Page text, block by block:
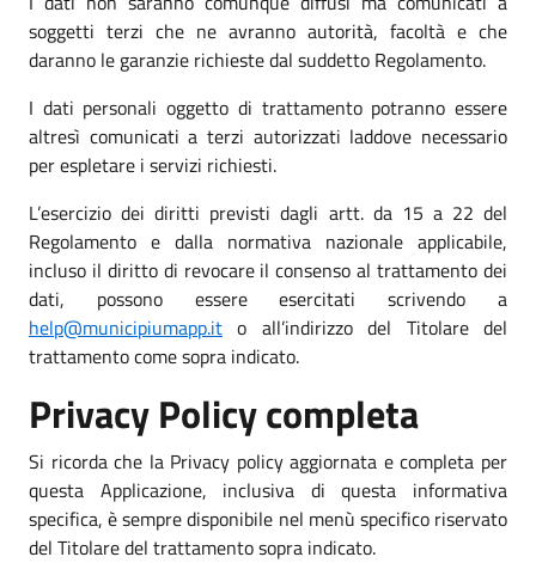
soggetti terzi che ne avranno autorità, facoltà e che
daranno le garanzie richieste dal suddetto Regolamento.
I dati personali oggetto di trattamento potranno essere
altresì comunicati a terzi autorizzati laddove necessario
per espletare i servizi richiesti.
L’esercizio dei diritti previsti dagli artt. da 15 a 22 del
Regolamento e dalla normativa nazionale applicabile,
incluso il diritto di revocare il consenso al trattamento dei
dati, possono essere esercitati scrivendo a
help@municipiumapp.it o all’indirizzo del Titolare del
trattamento come sopra indicato.
Privacy Policy completa
Si ricorda che la Privacy policy aggiornata e completa per
questa Applicazione, inclusiva di questa informativa
specifica, è sempre disponibile nel menù specifico riservato
del Titolare del trattamento sopra indicato.